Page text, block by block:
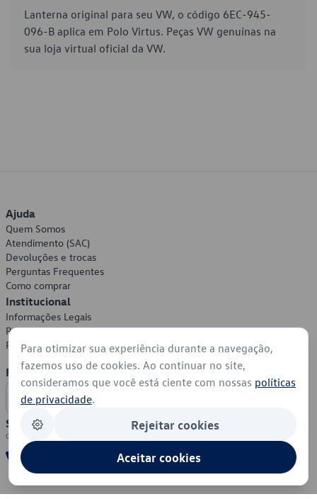
Lanterna original para seu VW, o código 6EC-945-
096-B aplica em Polo Virtus. Peças VW genuínas na
sua loja virtual oficial da VW.
Ajuda
Quem Somos
Atendimento (SAC)
Devoluções e trocas
Perguntas Frequentes
Como comprar
Institucional
Informações Legais
Política de Privacidade
Política de Cookies
Formas de Pagamento
Segurança
Para otimizar sua experiência durante a navegação,
fazemos uso de cookies. Ao continuar no site,
consideramos que você está ciente com nossas políticas
de privacidade.
Rejeitar cookies
Aceitar cookies